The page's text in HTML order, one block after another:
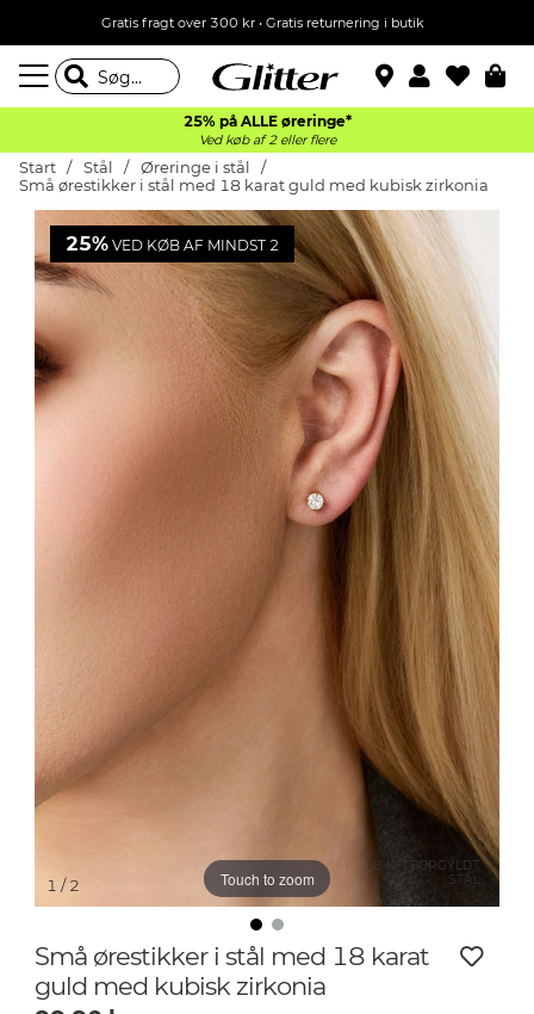
Gratis fragt over 300 kr • Gratis returnering i butik
25% på ALLE øreringe*
Ved køb af 2 eller flere
Start Stål
Øreringe i stål
Små ørestikker i stål med 18 karat guld med kubisk zirkonia
25% VED KØB AF MINDST 2
18 KT. FORGYLDT
STÅL
Touch to zoom
1 / 2
Små ørestikker i stål med 18 karat
guld med kubisk zirkonia